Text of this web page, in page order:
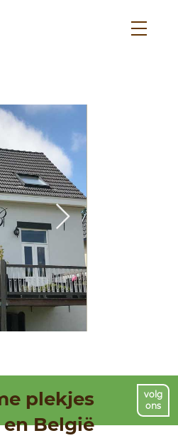
plekjes
België
volg
ons